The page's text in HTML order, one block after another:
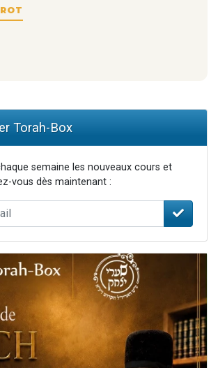
Torah-Box
semaine les nouveaux cours et
vous dès maintenant :